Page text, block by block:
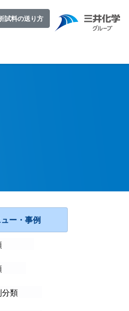
試料の送り方
ー・事例
分類
類
別分類